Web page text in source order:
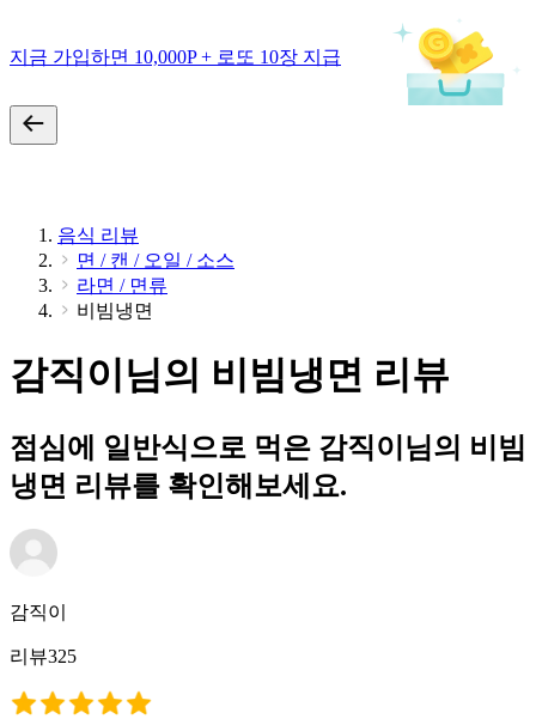
지금 가입하면 10,000P + 로또 10장 지급
음식 리뷰
면 / 캔 / 오일 / 소스
라면 / 면류
비빔냉면
감직이님의 비빔냉면 리뷰
점심에 일반식으로 먹은 감직이님의 비빔
냉면 리뷰를 확인해보세요.
감직이
리뷰325